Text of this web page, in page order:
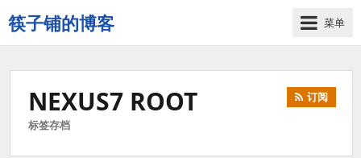
筷子铺的博客
记
录
菜单
NEXUS7 ROOT
标签存档
订阅